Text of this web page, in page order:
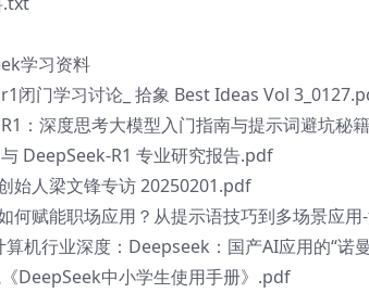
学习资料
闭门学习讨论_ 拾象 Best Ideas Vol
：深度思考大模型入门指南与提示词避坑秘
DeepSeek-R1 专业研究报告.pdf
始人梁文锋专访 20250201.pdf
何赋能职场应用？从提示语技巧到多场景应
算机行业深度：Deepseek：国产AI应用的“诺
DeepSeek中小学生使用手册》.pdf